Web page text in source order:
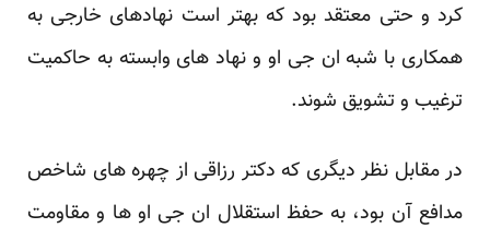
کرد و حتی معتقد بود که بهتر است نهادهای خارجی به
همکاری با شبه ان جی او و نهاد های وابسته به ‏حاکمیت
ترغیب و تشویق شوند. ‏
در مقابل نظر دیگری که دکتر رزاقی از چهره های شاخص
مدافع آن بود، به حفظ استقلال ان جی او ها و ‏مقاومت